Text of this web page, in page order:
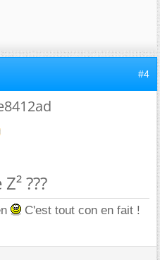
#4
???
C'est tout con en fait !